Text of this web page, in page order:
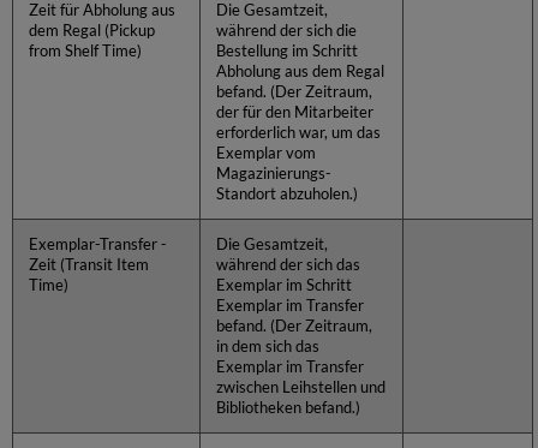
Zeit für Abholung aus
dem Regal (Pickup
from Shelf Time)
Die Gesamtzeit,
während der sich die
Bestellung im Schritt
Abholung aus dem Regal
befand. (Der Zeitraum,
der für den Mitarbeiter
erforderlich war, um das
Exemplar vom
Magazinierungs-
Standort abzuholen.)
Exemplar-Transfer -
Zeit (Transit Item
Time)
Die Gesamtzeit,
während der sich das
Exemplar im Schritt
Exemplar im Transfer
befand. (Der Zeitraum,
in dem sich das
Exemplar im Transfer
zwischen Leihstellen und
Bibliotheken befand.)